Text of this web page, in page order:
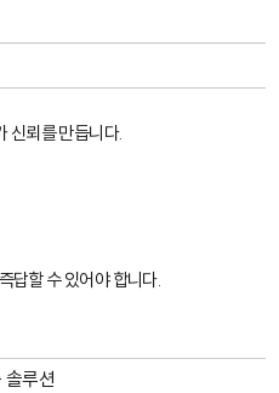
신뢰를 만듭니다.
답할 수 있어야 합니다.
솔루션